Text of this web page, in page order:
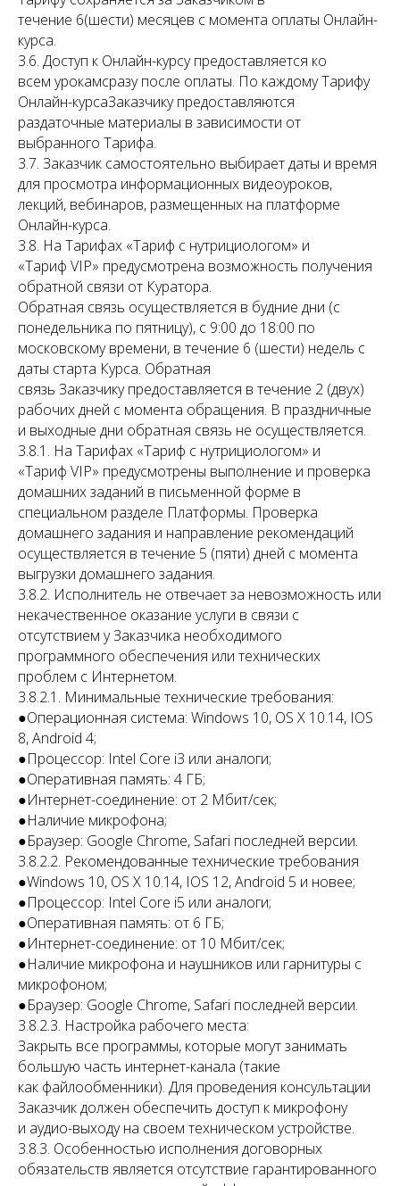
течение 6(шести) месяцев с момента оплаты Онлайн-
курса.
3.6. Доступ к Онлайн-курсу предоставляется ко
всем урокамсразу после оплаты. По каждому Тарифу
Онлайн-курсаЗаказчику предоставляются
раздаточные материалы в зависимости от
выбранного Тарифа.
3.7. Заказчик самостоятельно выбирает даты и время
для просмотра информационных видеоуроков,
лекций, вебинаров, размещенных на платформе
Онлайн-курса.
3.8. На Тарифах «Тариф с нутрициологом» и
«Тариф VIP» предусмотрена возможность получения
обратной связи от Куратора.
Обратная связь осуществляется в будние дни (с
понедельника по пятницу), с 9:00 до 18:00 по
московскому времени, в течение 6 (шести) недель с
даты старта Курса. Обратная
связь Заказчику предоставляется в течение 2 (двух)
рабочих дней с момента обращения. В праздничные
и выходные дни обратная связь не осуществляется.
3.8.1. На Тарифах «Тариф с нутрициологом» и
«Тариф VIP» предусмотрены выполнение и проверка
домашних заданий в письменной форме в
специальном разделе Платформы. Проверка
домашнего задания и направление рекомендаций
осуществляется в течение 5 (пяти) дней с момента
выгрузки домашнего задания.
3.8.2. Исполнитель не отвечает за невозможность или
некачественное оказание услуги в связи с
отсутствием у Заказчика необходимого
программного обеспечения или технических
проблем с Интернетом.
3.8.2.1. Минимальные технические требования:
●​Операционная система: Windows 10, OS X 10.14, IOS
8, Android 4;
●​Процессор: Intel Core i3 или аналоги;
●​Оперативная память: 4 ГБ;
●​Интернет-соединение: от 2 Мбит/сек;
●​Наличие микрофона;
●​Браузер: Google Chrome, Safari последней версии.
3.8.2.2. Рекомендованные технические требования
●​Windows 10, OS X 10.14, IOS 12, Android 5 и новее;
●​Процессор: Intel Core i5 или аналоги;
●​Оперативная память: от 6 ГБ;
●​Интернет-соединение: от 10 Мбит/сек;
●​Наличие микрофона и наушников или гарнитуры с
микрофоном;
●​Браузер: Google Chrome, Safari последней версии.
3.8.2.3. Настройка рабочего места:
Закрыть все программы, которые могут занимать
большую часть интернет-канала (такие
как файлообменники). Для проведения консультации
Заказчик должен обеспечить доступ к микрофону
и аудио-выходу на своем техническом устройстве.
3.8.3. Особенностью исполнения договорных
обязательств является отсутствие гарантированного